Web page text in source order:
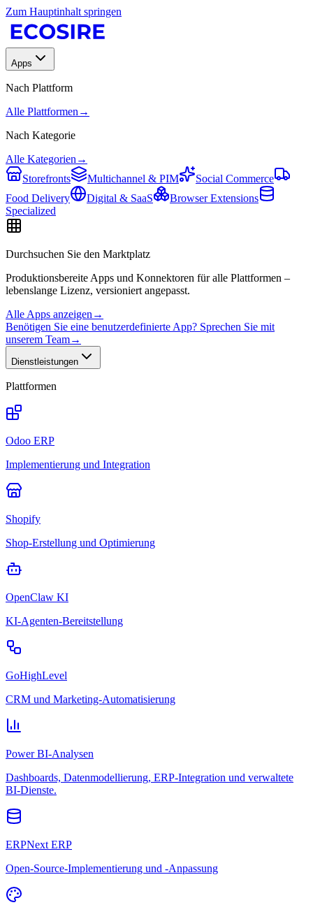
Zum Hauptinhalt springen
Apps
Nach Plattform
Alle Plattformen →
Nach Kategorie
Alle Kategorien →
Storefronts
Multichannel & PIM
Social Commerce
Food Delivery
Digital & SaaS
Browser Extensions
Specialized
Durchsuchen Sie den Marktplatz
Produktionsbereite Apps und Konnektoren für alle Plattformen –
lebenslange Lizenz, versioniert angepasst.
Alle Apps anzeigen →
Benötigen Sie eine benutzerdefinierte App? Sprechen Sie mit
unserem Team→
Dienstleistungen
Plattformen
Odoo ERP
Implementierung und Integration
Shopify
Shop-Erstellung und Optimierung
OpenClaw KI
KI-Agenten-Bereitstellung
GoHighLevel
CRM und Marketing-Automatisierung
Power BI-Analysen
Dashboards, Datenmodellierung, ERP-Integration und verwaltete
BI-Dienste.
ERPNext ERP
Open-Source-Implementierung und -Anpassung